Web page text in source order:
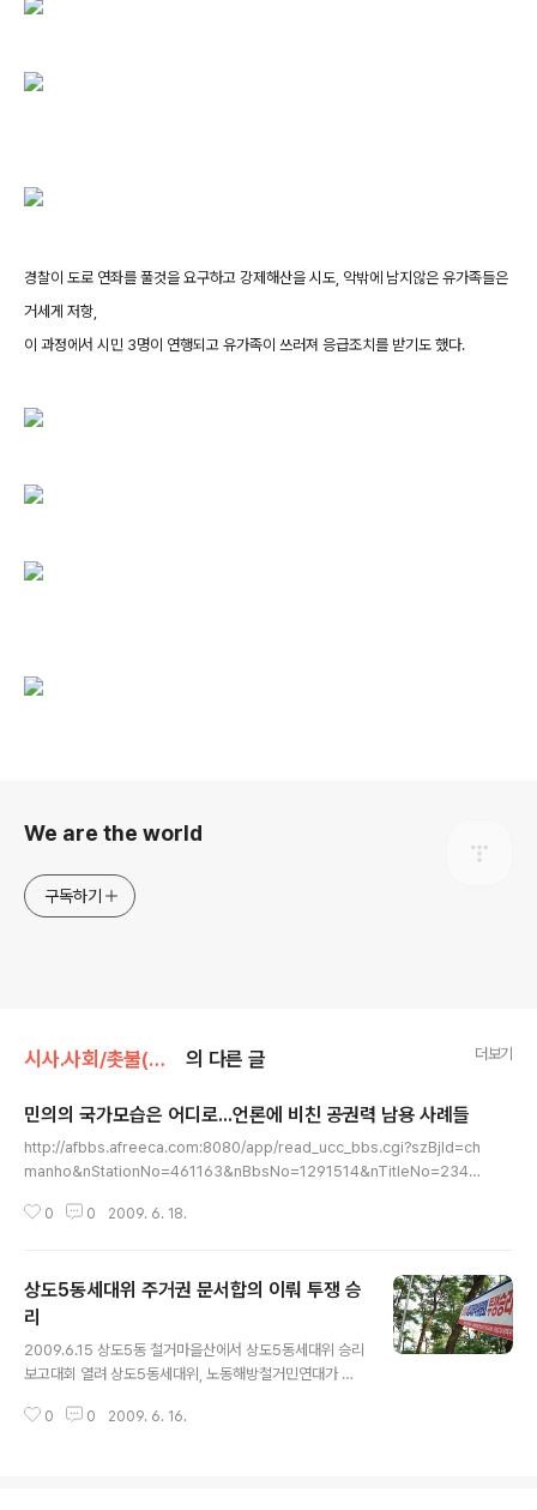
경찰이 도로 연좌를 풀것을 요구하고 강제해산을 시도, 악밖에 남지않은 유가족들은
거세게 저항,
이 과정에서 시민 3명이 연행되고 유가족이 쓰러져 응급조치를 받기도 했다.
We are the world
구독하기
시사.사회/촛불(민생) 의 다른 글 더보기
민의의 국가모습은 어디로...언론에 비친 공권력 남용 사례들
http://afbbs.afreeca.com:8080/app/read_ucc_bbs.cgi?szBjId=ch
manho&nStationNo=461163&nBbsNo=1291514&nTitleNo=2343
a/do/story/read?sortKey=depth&bbsId=K161&searchValue=&se
0 0 2009. 6. 18.
상도5동세대위 주거권 문서합의 이뤄 투쟁 승
리
2009.6.15 상도5동 철거마을산에서 상도5동세대위 승리
보고대회 열려 상도5동세대위, 노동해방철거민연대가 이
합 주택조합]은 상도5동을 원주민 세입자에 대한 마땅한
0 0 2009. 6. 16.